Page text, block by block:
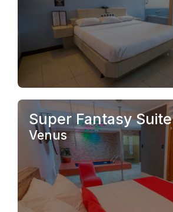
Super Fantasy Suite
Venus